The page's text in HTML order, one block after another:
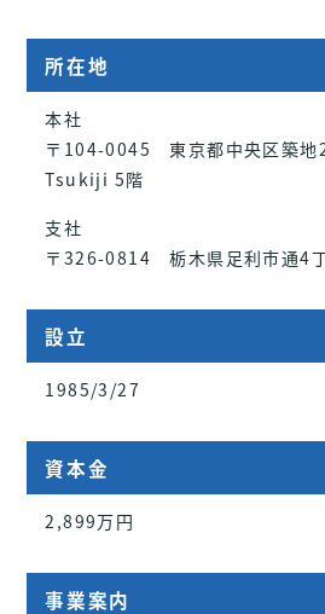
所在地
本社
〒104-0045 東京都中央区築地
Tsukiji 5階
支社
〒326-0814 栃木県足利市通4
設立
1985/3/27
資本金
2,899万円
事業案内